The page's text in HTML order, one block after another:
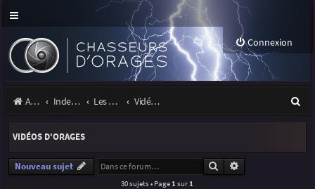
Connexion
Accueil Index du forum Les orages Vidéos d'orages
e
VIDÉOS D'ORAGES
Nouveau sujet Rechercher
30 sujets • Page 1 sur 1